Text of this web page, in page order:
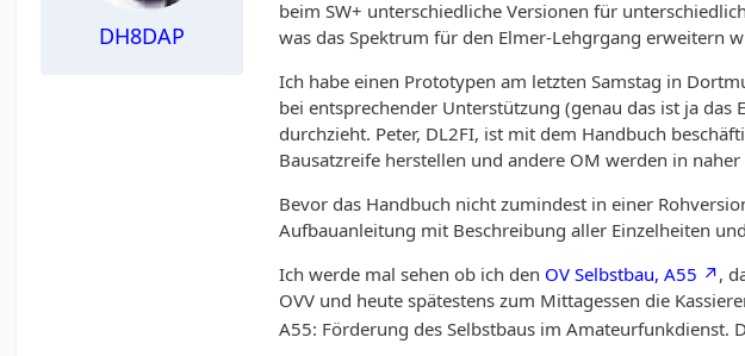
DH8DAP
beim SW+ unterschiedliche Versionen für
was das Spektrum für den Elmer-Lehgrgang erweitern
Ich habe einen Prototypen am letzten Samstag in
bei entsprechender Unterstützung (genau das ist ja
durchzieht. Peter, DL2FI, ist mit dem Handbuch
Bausatzreife herstellen und andere OM werden in
Bevor das Handbuch nicht zumindest in einer
Aufbauanleitung mit Beschreibung aller Einzelheiten
Ich werde mal sehen ob ich den OV Selbstbau, A55
,
OVV und heute spätestens zum Mittagessen die
A55: Förderung des Selbstbaus im Amateurfunkdienst.